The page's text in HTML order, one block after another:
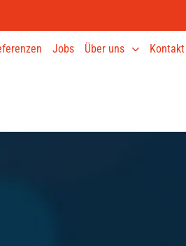
Jobs Über uns Kontakt